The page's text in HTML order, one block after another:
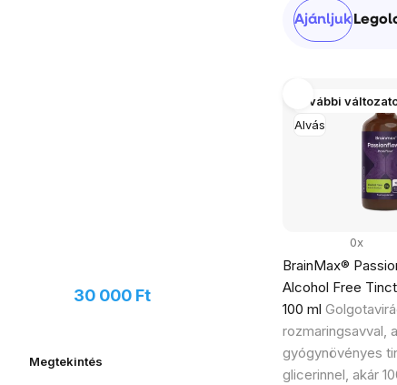
30 000 Ft
Megtekintés
Termékek
rendezése
Ajánljuk
Termékek
Alvás
További
BrainMax®
Alcohol Free
100 ml
rozmaringsavval,
gyógynövényes
glicerinnel, akár
0x